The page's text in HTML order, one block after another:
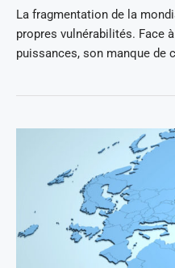
La fragmentation de la
propres vulnérabilités. Face
puissances, son manque de